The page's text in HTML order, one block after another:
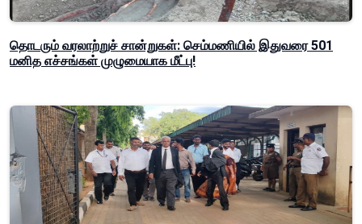
தொடரும் வரலாற்றுச் சான்றுகள்: செம்மணியில் இதுவரை 501
மனித எச்சங்கள் முழுமையாக மீட்பு!